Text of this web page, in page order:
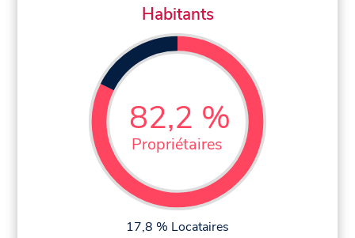
Habitants
82,2 %
Propriétaires
17,8 % Locataires